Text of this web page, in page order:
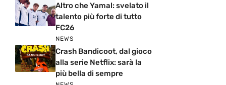
Altro che Yamal: svelato il
talento più forte di tutto
FC26
NEWS
Crash Bandicoot, dal gioco
alla serie Netflix: sarà la
più bella di sempre